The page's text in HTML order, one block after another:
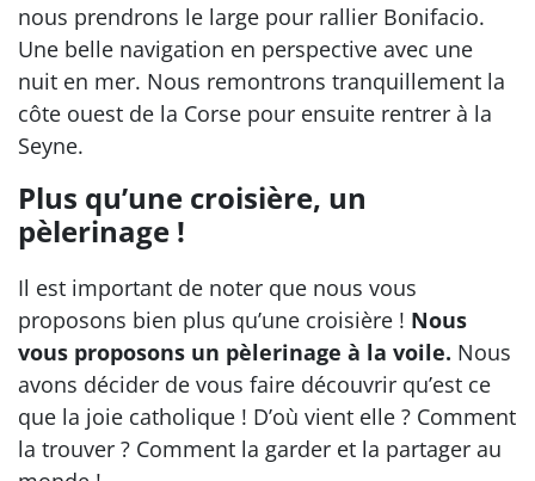
nous prendrons le large pour rallier Bonifacio.
Une belle navigation en perspective avec une
nuit en mer. Nous remontrons tranquillement la
côte ouest de la Corse pour ensuite rentrer à la
Seyne.
Plus qu’une croisière, un
pèlerinage !
Il est important de noter que nous vous
proposons bien plus qu’une croisière ! Nous
vous proposons un pèlerinage à la voile. Nous
avons décider de vous faire découvrir qu’est ce
que la joie catholique ! D’où vient elle ? Comment
la trouver ? Comment la garder et la partager au